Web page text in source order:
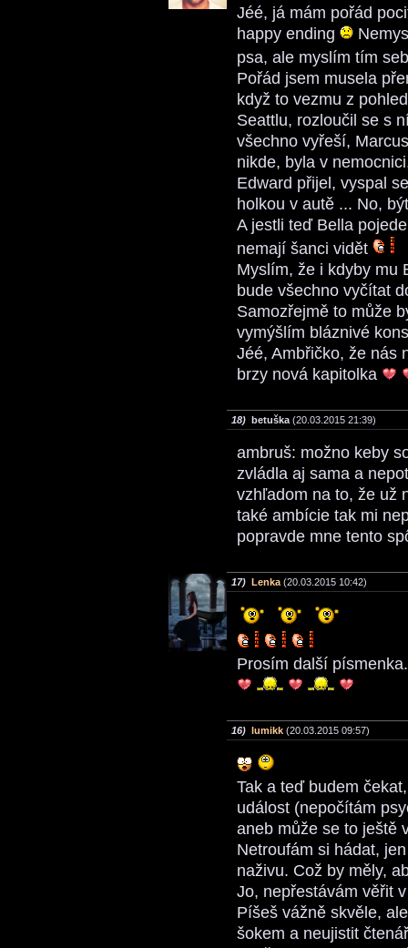
Jéé, já mám pořád
happy ending
psa, ale myslím tím
Pořád jsem musela
když to vezmu z
Seattlu, rozloučil se s
všechno vyřeší,
nikde, byla v
Edward přijel, vyspal
holkou v autě ... No,
A jestli teď Bella
nemají šanci vidět
Myslím, že i kdyby mu
bude všechno vyčítat
Samozřejmě to může
vymýšlím bláznivé
Jéé, Ambřičko, že nás
brzy nová kapitolka
18) betuška (20.03.2015 21:39)
ambruš: možno keby
zvládla aj sama a
vzhľadom na to, že už
také ambície tak mi
popravde mne tento
17) Lenka (20.03.2015 10:42)
Prosím další písmenka.
16) lumikk (20.03.2015 09:57)
Tak a teď budem
událost (nepočítám
aneb může se to ještě
Netroufám si hádat,
naživu. Což by měly,
Jo, nepřestávám věřit
Píšeš vážně skvěle,
šokem a neujistit